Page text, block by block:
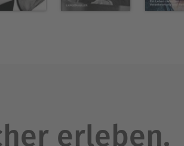
erleben.